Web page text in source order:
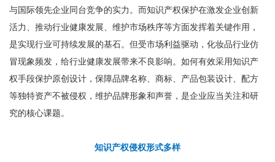
与国际领先企业同台竞争的实力。而知识产权保护在激发企业创新
活力、推动行业健康发展、维护市场秩序等方面发挥着关键作用，
是实现行业可持续发展的基石。但受市场利益驱动，化妆品行业仿
冒现象频发，给行业健康发展带来不良影响。如何有效采用知识产
权手段保护原创设计，保障品牌名称、商标、产品包装设计、配方
等独特资产不被侵权，维护品牌形象和声誉，是企业应当关注和研
究的核心课题。
知识产权侵权形式多样